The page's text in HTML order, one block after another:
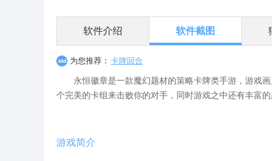
软件介绍 软件截图
为您推荐： 卡牌回合
永恒徽章是一款魔幻题材的策略卡牌类手游，游戏画
个完美的卡组来击败你的对手，同时游戏之中还有丰富的
游戏简介